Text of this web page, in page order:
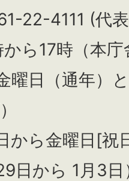
22-4111 (代
ら17時（本
曜日（通年）と
から金曜日[祝
日から 1月3